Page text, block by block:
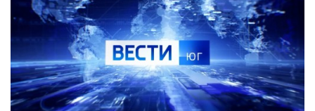
Вести Калмыкия. Утренний выпуск от 10.08.2026.